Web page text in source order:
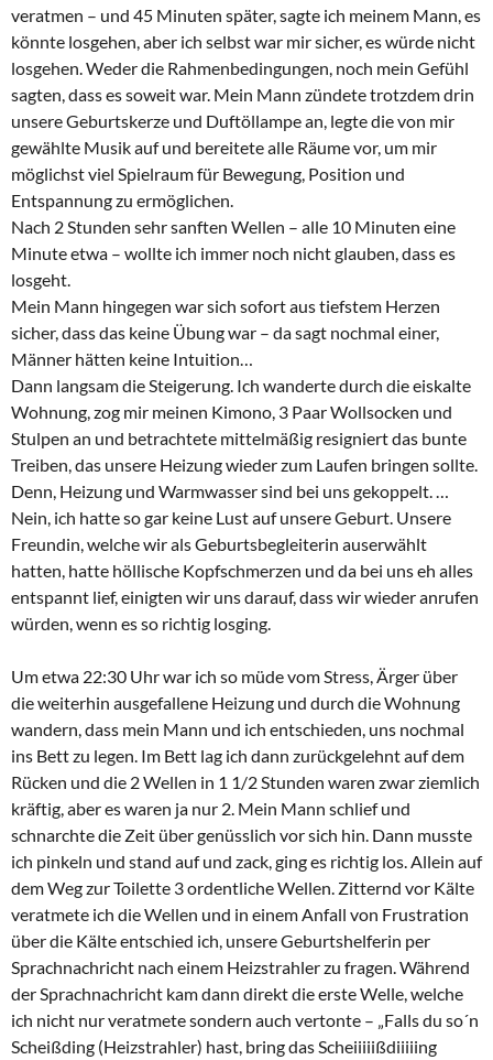
veratmen – und 45 Minuten später, sagte ich meinem Mann, es
könnte losgehen, aber ich selbst war mir sicher, es würde nicht
losgehen. Weder die Rahmenbedingungen, noch mein Gefühl
sagten, dass es soweit war. Mein Mann zündete trotzdem drin
unsere Geburtskerze und Duftöllampe an, legte die von mir
gewählte Musik auf und bereitete alle Räume vor, um mir
möglichst viel Spielraum für Bewegung, Position und
Entspannung zu ermöglichen.
Nach 2 Stunden sehr sanften Wellen – alle 10 Minuten eine
Minute etwa – wollte ich immer noch nicht glauben, dass es
losgeht.
Mein Mann hingegen war sich sofort aus tiefstem Herzen
sicher, dass das keine Übung war – da sagt nochmal einer,
Männer hätten keine Intuition…
Dann langsam die Steigerung. Ich wanderte durch die eiskalte
Wohnung, zog mir meinen Kimono, 3 Paar Wollsocken und
Stulpen an und betrachtete mittelmäßig resigniert das bunte
Treiben, das unsere Heizung wieder zum Laufen bringen sollte.
Denn, Heizung und Warmwasser sind bei uns gekoppelt. …
Nein, ich hatte so gar keine Lust auf unsere Geburt. Unsere
Freundin, welche wir als Geburtsbegleiterin auserwählt
hatten, hatte höllische Kopfschmerzen und da bei uns eh alles
entspannt lief, einigten wir uns darauf, dass wir wieder anrufen
würden, wenn es so richtig losging.
Um etwa 22:30 Uhr war ich so müde vom Stress, Ärger über
die weiterhin ausgefallene Heizung und durch die Wohnung
wandern, dass mein Mann und ich entschieden, uns nochmal
ins Bett zu legen. Im Bett lag ich dann zurückgelehnt auf dem
Rücken und die 2 Wellen in 1 1/2 Stunden waren zwar ziemlich
kräftig, aber es waren ja nur 2. Mein Mann schlief und
schnarchte die Zeit über genüsslich vor sich hin. Dann musste
ich pinkeln und stand auf und zack, ging es richtig los. Allein auf
dem Weg zur Toilette 3 ordentliche Wellen. Zitternd vor Kälte
veratmete ich die Wellen und in einem Anfall von Frustration
über die Kälte entschied ich, unsere Geburtshelferin per
Sprachnachricht nach einem Heizstrahler zu fragen. Während
der Sprachnachricht kam dann direkt die erste Welle, welche
ich nicht nur veratmete sondern auch vertonte – „Falls du so´n
Scheißding (Heizstrahler) hast, bring das Scheiiiiißdiiiiing